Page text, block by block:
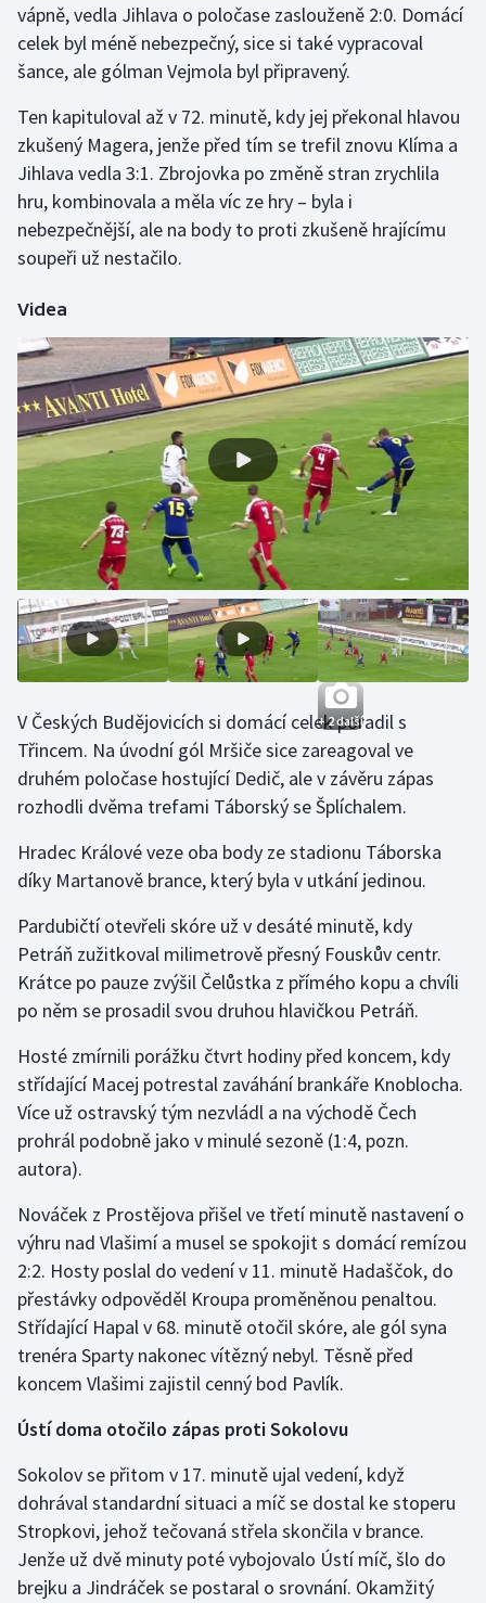
Lyže a snowboard
Moderní pětiboj
Motorsport
Olympijské hry
Parasport
Plážový volejbal
Ragby
Rychlobruslení
Rychlostní kanoistika
Short track
Sportovní střelba
Stolní tenis
Veslování
Vodní slalom
Volejbal
vápně, vedla Jihlava o poločase zaslouženě 2:0. Domácí
celek byl méně nebezpečný, sice si také vypracoval
šance, ale gólman Vejmola byl připravený.
Ten kapituloval až v 72. minutě, kdy jej překonal hlavou
zkušený Magera, jenže před tím se trefil znovu Klíma a
Jihlava vedla 3:1. Zbrojovka po změně stran zrychlila
hru, kombinovala a měla víc ze hry – byla i
nebezpečnější, ale na body to proti zkušeně hrajícímu
soupeři už nestačilo.
Videa
+ 2 další
V Českých Budějovicích si domácí celek poradil s
Třincem. Na úvodní gól Mršiče sice zareagoval ve
druhém poločase hostující Dedič, ale v závěru zápas
rozhodli dvěma trefami Táborský se Šplíchalem.
Hradec Králové veze oba body ze stadionu Táborska
díky Martanově brance, který byla v utkání jedinou.
Pardubičtí otevřeli skóre už v desáté minutě, kdy
Petráň zužitkoval milimetrově přesný Fouskův centr.
Krátce po pauze zvýšil Čelůstka z přímého kopu a chvíli
po něm se prosadil svou druhou hlavičkou Petráň.
Hosté zmírnili porážku čtvrt hodiny před koncem, kdy
střídající Macej potrestal zaváhání brankáře Knoblocha.
Více už ostravský tým nezvládl a na východě Čech
prohrál podobně jako v minulé sezoně (1:4, pozn.
autora).
Nováček z Prostějova přišel ve třetí minutě nastavení o
výhru nad Vlašimí a musel se spokojit s domácí remízou
2:2. Hosty poslal do vedení v 11. minutě Hadaščok, do
přestávky odpověděl Kroupa proměněnou penaltou.
Střídající Hapal v 68. minutě otočil skóre, ale gól syna
trenéra Sparty nakonec vítězný nebyl. Těsně před
koncem Vlašimi zajistil cenný bod Pavlík.
Ústí doma otočilo zápas proti Sokolovu
Sokolov se přitom v 17. minutě ujal vedení, když
dohrával standardní situaci a míč se dostal ke stoperu
Stropkovi, jehož tečovaná střela skončila v brance.
Jenže už dvě minuty poté vybojovalo Ústí míč, šlo do
brejku a Jindráček se postaral o srovnání. Okamžitý